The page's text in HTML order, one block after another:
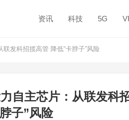
资讯 科技 5G
发科招揽高管 降低“卡脖子”风险
自主芯片：从联发科
子”风险